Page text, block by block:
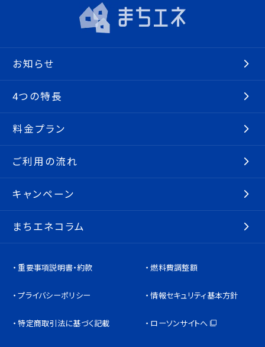
お知らせ
4つの特長
料金プラン
ご利用の流れ
キャンペーン
まちエネコラム
重要事項説明書・約款 燃料費調整額
プライバシーポリシー 情報セキュリティ基本方針
特定商取引法に基づく記載 ローソンサイトへ